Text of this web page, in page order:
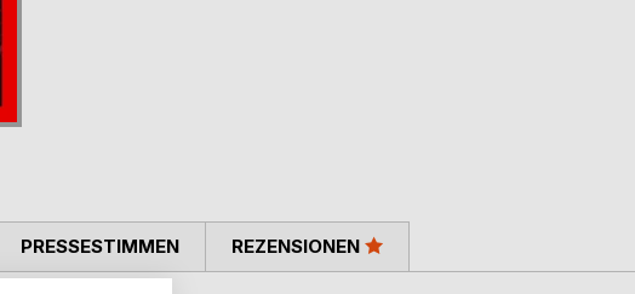
PRESSESTIMMEN REZENSIONEN